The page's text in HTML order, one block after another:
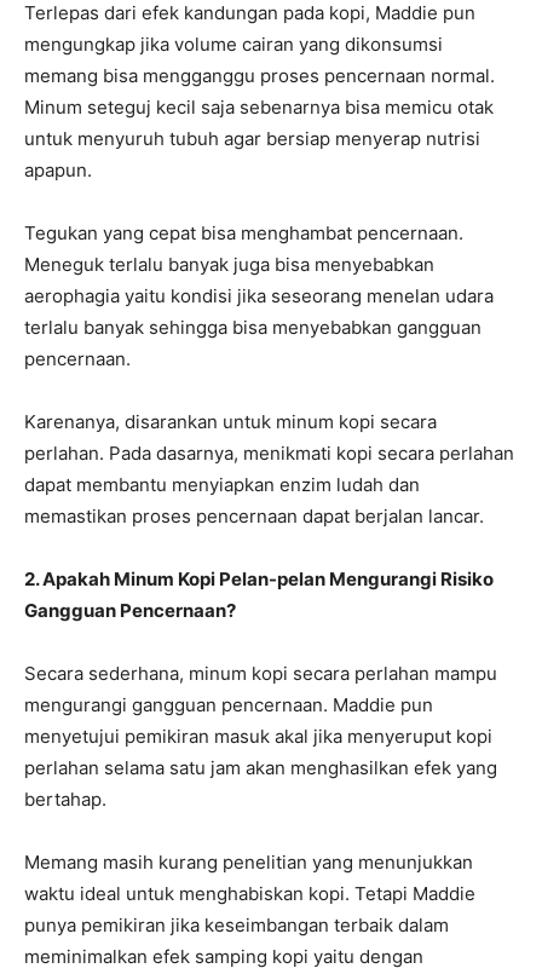
Terlepas dari efek kandungan pada kopi, Maddie pun
mengungkap jika volume cairan yang dikonsumsi
memang bisa mengganggu proses pencernaan normal.
Minum seteguj kecil saja sebenarnya bisa memicu otak
untuk menyuruh tubuh agar bersiap menyerap nutrisi
apapun.
Tegukan yang cepat bisa menghambat pencernaan.
Meneguk terlalu banyak juga bisa menyebabkan
aerophagia yaitu kondisi jika seseorang menelan udara
terlalu banyak sehingga bisa menyebabkan gangguan
pencernaan.
Karenanya, disarankan untuk minum kopi secara
perlahan. Pada dasarnya, menikmati kopi secara perlahan
dapat membantu menyiapkan enzim ludah dan
memastikan proses pencernaan dapat berjalan lancar.
2. Apakah Minum Kopi Pelan-pelan Mengurangi Risiko
Gangguan Pencernaan?
Secara sederhana, minum kopi secara perlahan mampu
mengurangi gangguan pencernaan. Maddie pun
menyetujui pemikiran masuk akal jika menyeruput kopi
perlahan selama satu jam akan menghasilkan efek yang
bertahap.
Memang masih kurang penelitian yang menunjukkan
waktu ideal untuk menghabiskan kopi. Tetapi Maddie
punya pemikiran jika keseimbangan terbaik dalam
meminimalkan efek samping kopi yaitu dengan